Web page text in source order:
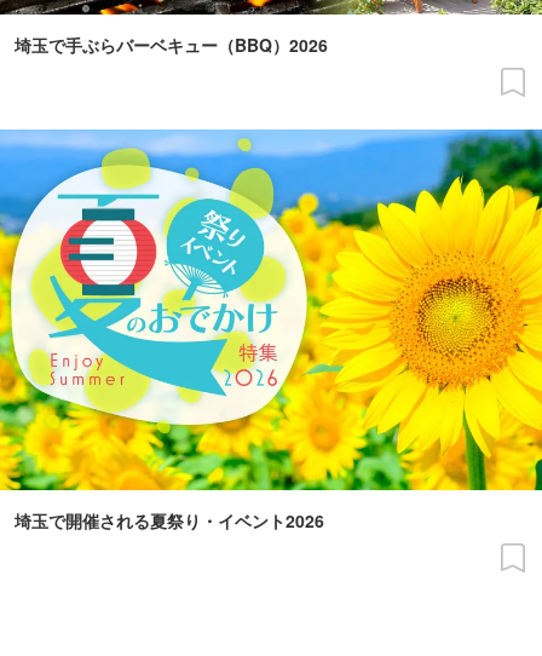
埼玉で手ぶらバーベキュー（BBQ）2026
埼玉で開催される夏祭り・イベント2026